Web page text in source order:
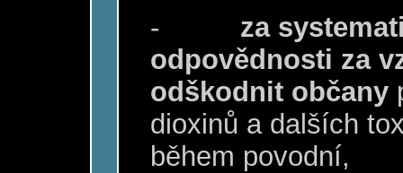
-
za
odpovědnosti za
odškodnit občany
dioxinů a dalších
během povodní,